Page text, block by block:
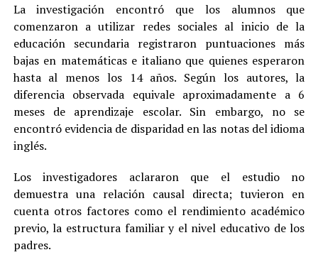
La investigación encontró que los alumnos que
comenzaron a utilizar redes sociales al inicio de la
educación secundaria registraron puntuaciones más
bajas en matemáticas e italiano que quienes esperaron
hasta al menos los 14 años. Según los autores, la
diferencia observada equivale aproximadamente a 6
meses de aprendizaje escolar. Sin embargo, no se
encontró evidencia de disparidad en las notas del idioma
inglés.
Los investigadores aclararon que el estudio no
demuestra una relación causal directa; tuvieron en
cuenta otros factores como el rendimiento académico
previo, la estructura familiar y el nivel educativo de los
padres.